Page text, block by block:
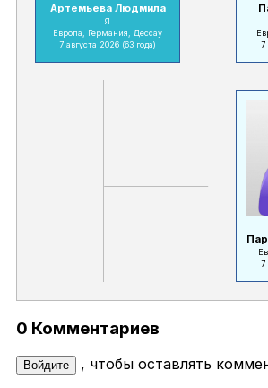
Артемьева Людмила
Я
Европа, Германия, Дессау
7 августа 2026 (63 года)
7
7
0 Комментариев
Войдите
, чтобы оставлять